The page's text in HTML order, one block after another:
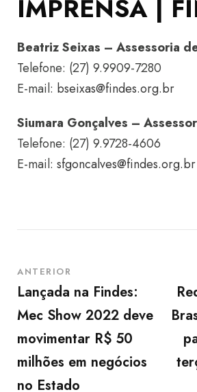
IMPRENSA |
Beatriz Seixas – Assessoria
Telefone: (27) 9.9909-7280
E-mail: bseixas@findes.org.br
Siumara Gonçalves –
Telefone: (27) 9.9728-4606
E-mail: sfgoncalves@findes.org.br
ANTERIOR
Lançada na Findes:
Mec Show 2022 deve
movimentar R$ 50
milhões em negócios
no Estado